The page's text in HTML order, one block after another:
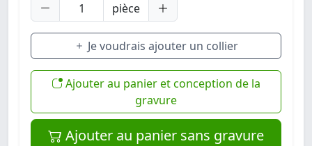
pièce
Je voudrais ajouter un collier
Ajouter au panier et conception de la
gravure
Ajouter au panier sans gravure